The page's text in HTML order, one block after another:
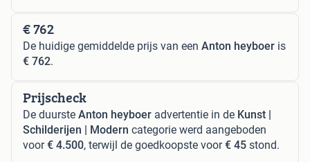
€ 762
De huidige gemiddelde prijs van een Anton heyboer is
€ 762.
Prijscheck
De duurste Anton heyboer advertentie in de Kunst |
Schilderijen | Modern categorie werd aangeboden
voor€ 4.500, terwijl de goedkoopste voor€ 45 stond.